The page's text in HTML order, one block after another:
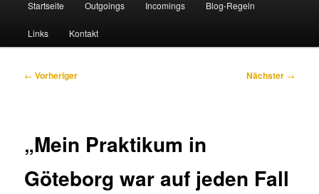
Startseite Outgoings Incomings Blog-Regeln
Links Kontakt
Beitragsnavigation
← Vorheriger Nächster →
„Mein Praktikum in
Göteborg war auf jeden Fall